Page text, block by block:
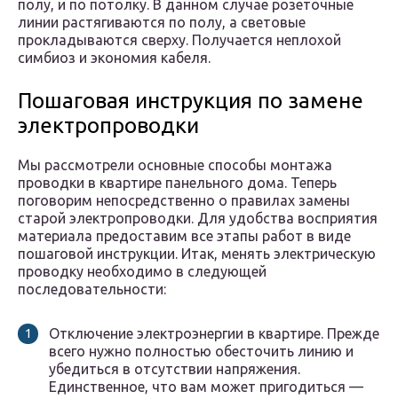
полу, и по потолку. В данном случае розеточные
линии растягиваются по полу, а световые
прокладываются сверху. Получается неплохой
симбиоз и экономия кабеля.
Пошаговая инструкция по замене
электропроводки
Мы рассмотрели основные способы монтажа
проводки в квартире панельного дома. Теперь
поговорим непосредственно о правилах замены
старой электропроводки. Для удобства восприятия
материала предоставим все этапы работ в виде
пошаговой инструкции. Итак, менять электрическую
проводку необходимо в следующей
последовательности:
Отключение электроэнергии в квартире. Прежде
всего нужно полностью обесточить линию и
убедиться в отсутствии напряжения.
Единственное, что вам может пригодиться —